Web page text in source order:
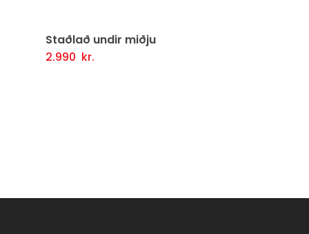
Staðlað undir miðju
2.990kr.
Setja Í Körfu